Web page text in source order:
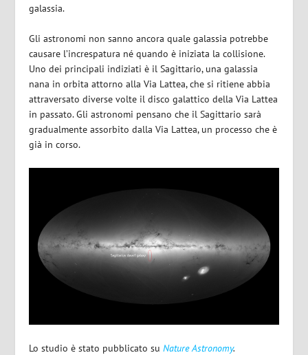
galassia.
Gli astronomi non sanno ancora quale galassia potrebbe
causare l’increspatura né quando è iniziata la collisione.
Uno dei principali indiziati è il Sagittario, una galassia
nana in orbita attorno alla Via Lattea, che si ritiene abbia
attraversato diverse volte il disco galattico della Via Lattea
in passato. Gli astronomi pensano che il Sagittario sarà
gradualmente assorbito dalla Via Lattea, un processo che è
già in corso.
Lo studio è stato pubblicato su Nature Astronomy.